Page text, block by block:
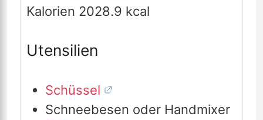
Kalorien 2028.9 kcal
Utensilien
Schüssel
Schneebesen oder Handmixer